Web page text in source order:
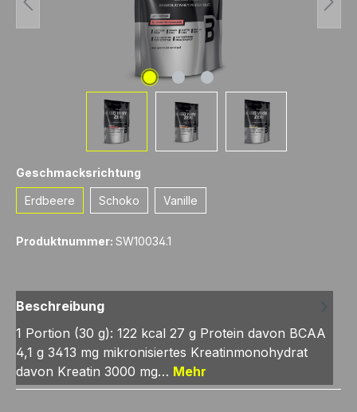
Geschmacksrichtung
Erdbeere Schoko Vanille
Produktnummer: SW10034.1
Beschreibung
1 Portion (30 g): 122 kcal 27 g Protein davon BCAA
4,1 g 3413 mg mikronisiertes Kreatinmonohydrat
davon Kreatin 3000 mg… Mehr